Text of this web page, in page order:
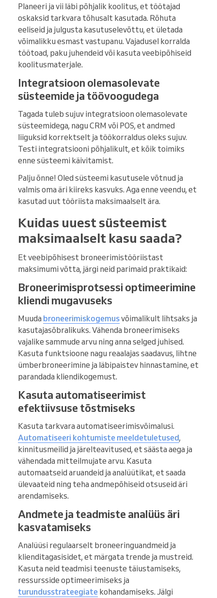
Planeeri ja vii läbi põhjalik koolitus, et töötajad
oskaksid tarkvara tõhusalt kasutada. Rõhuta
eeliseid ja julgusta kasutuselevõttu, et ületada
võimalikku esmast vastupanu. Vajadusel korralda
töötoad, paku juhendeid või kasuta veebipõhiseid
koolitusmaterjale.
Integratsioon olemasolevate
süsteemide ja töövoogudega
Tagada tuleb sujuv integratsioon olemasolevate
süsteemidega, nagu CRM või POS, et andmed
liiguksid korrektselt ja töökorraldus oleks sujuv.
Testi integratsiooni põhjalikult, et kõik toimiks
enne süsteemi käivitamist.
Palju õnne! Oled süsteemi kasutusele võtnud ja
valmis oma äri kiireks kasvuks. Aga enne veendu, et
kasutad uut tööriista maksimaalselt ära.
Kuidas uuest süsteemist
maksimaalselt kasu saada?
Et veebipõhisest broneerimistööriistast
maksimumi võtta, järgi neid parimaid praktikaid:
Broneerimisprotsessi optimeerimine
kliendi mugavuseks
Muuda broneerimiskogemusvõimalikult lihtsaks ja
kasutajasõbralikuks. Vähenda broneerimiseks
vajalike sammude arvu ning anna selged juhised.
Kasuta funktsioone nagu reaalajas saadavus, lihtne
ümberbroneerimine ja läbipaistev hinnastamine, et
parandada kliendikogemust.
Kasuta automatiseerimist
efektiivsuse tõstmiseks
Kasuta tarkvara automatiseerimisvõimalusi.
Automatiseeri kohtumiste meeldetuletused,
kinnitusmeilid ja järelteavitused, et säästa aega ja
vähendada mitteilmujate arvu. Kasuta
automaatseid aruandeid ja analüütikat, et saada
ülevaateid ning teha andmepõhiseid otsuseid äri
arendamiseks.
Andmete ja teadmiste analüüs äri
kasvatamiseks
Analüüsi regulaarselt broneeringuandmeid ja
klienditagasisidet, et märgata trende ja mustreid.
Kasuta neid teadmisi teenuste täiustamiseks,
ressursside optimeerimiseks ja
turundusstrateegiate kohandamiseks. Jälgi